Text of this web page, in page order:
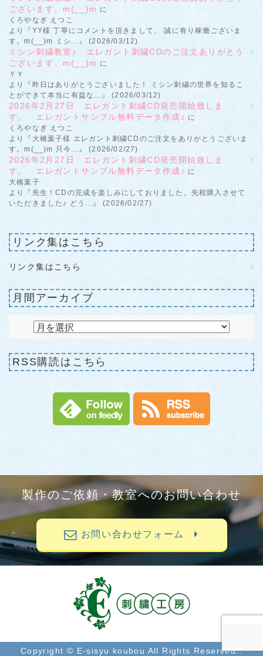
ございます。m(__)m に
くろやなぎ えつこ
より『YY様 丁寧にコメントを頂きまして、 誠に有り稼働ございま
す。m(__)m ミシ...』 (2026/03/12)
ミシン刺繍教室♪ エレガント刺繍CDのご注文ありがとう
ございます。m(__)m に
ＹＹ
より『昨日はありがとうございました！ ミシン刺繍の世界を知るこ
とができて本当に有益な...』 (2026/03/12)
2026年2月27日 エレガント刺繍CD発売開始致しま
す。 エレガントサンプル無料データ作成♪ に
くろやなぎ えつこ
より『大橋葉子様 エレガント刺繍CDのご注文をありがとうございま
す。m(__)m 只今...』 (2026/02/27)
2026年2月27日 エレガント刺繍CD発売開始致しま
す。 エレガントサンプル無料データ作成♪ に
大橋葉子
より『先生！CDの完成を楽しみにしておりました。先程購入させて
いただきました♪ どう...』 (2026/02/27)
リンク集はこちら
リンク集はこちら
月間アーカイブ
RSS購読はこちら
製作のご依頼・教室へのお問い合わせ
お問い合わせフォーム
Copyright © E-sisyu koubou All Rights Reserved..